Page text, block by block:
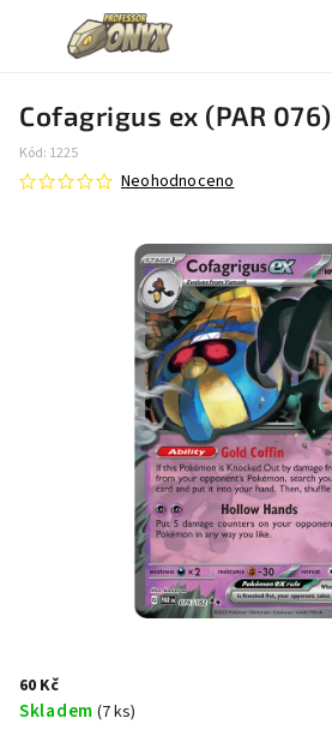
Cofagrigus ex (PAR 076)
Kód: 1225
Neohodnoceno
60 Kč
Skladem (7 ks)